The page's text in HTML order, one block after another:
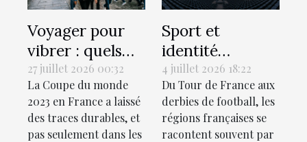
Voyager pour
vibrer : quels
sont les stades
de rugby à
visiter
absolument ?
27 juillet 2026 00:32
La Coupe du monde
2023 en France a laissé
des traces durables, et
pas seulement dans les
Sport et
identité
régionale : le
match invisible
des territoires
4 juillet 2026 18:22
Du Tour de France aux
derbies de football, les
régions françaises se
racontent souvent par